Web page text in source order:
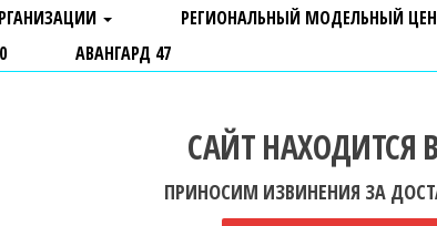
РЕГИОНАЛЬНЫЙ МОДЕЛЬНЫЙ
АВАНГАРД 47
САЙТ НАХОДИТСЯ
ПРИНОСИМ ИЗВИНЕНИЯ ЗА